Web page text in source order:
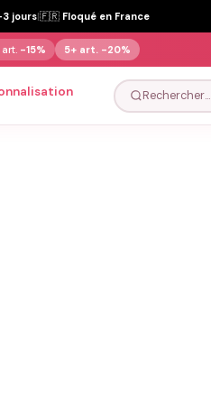
3 jours|🇫🇷 Floqué en France
-15% 5+ art. -20%
Rechercher…